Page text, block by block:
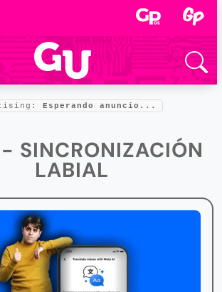
Esperando anuncio...
SINCRONIZACIÓN
LABIAL